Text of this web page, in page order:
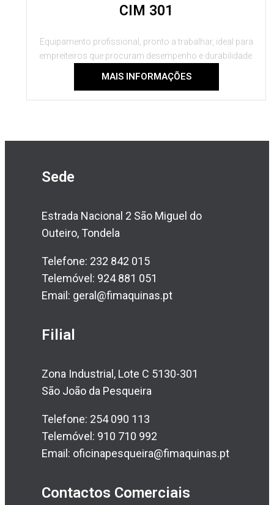
CIM 301
Equipamento profissional, pronto a trabalhar, ideal para
empreiteiros que procuram desempenho e durabilidade.
MAIS INFORMAÇÕES
Sede
Estrada Nacional 2 São Miguel do
Outeiro, Tondela
Telefone: 232 842 015
Telemóvel: 924 881 051
Email: geral@fimaquinas.pt
Filial
Zona Industrial, Lote C 5130-301
São João da Pesqueira
Telefone: 254 090 113
Telemóvel: 910 710 992
Email: oficinapesqueira@fimaquinas.pt
Contactos Comerciais